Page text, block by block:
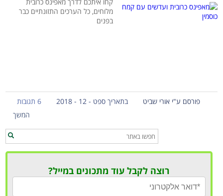
מלוחים, כל הערכים התזונתיים כבר
בפנים
פורסם ע"י אורי שביט בתאריך ספט - 12 - 2018
6 תגובות
המשך
רוצה לקבל עוד מתכונים במייל?